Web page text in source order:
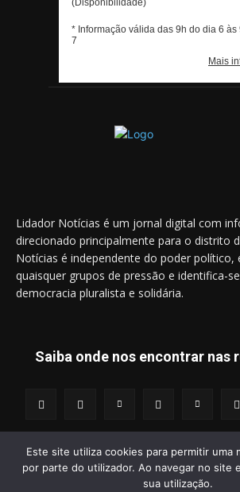
Lidador Notícias é um jornal digital com
direcionado principalmente para o distrito
Notícias é independente do poder político,
quaisquer grupos de pressão e identifica-
democracia pluralista e solidária.
Saiba onde nos encontrar nas
© 2014 - 2025 Lidador Notícias. | Todos os
Este site utiliza cookies para permitir uma
por parte do utilizador. Ao navegar no site
sua utilização.